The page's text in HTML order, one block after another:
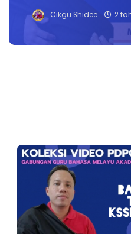
Cikgu Shidee 2